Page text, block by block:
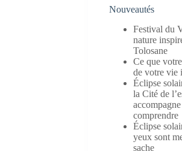
Nouveautés
Festival du
nature
Tolosane
Ce que
de votre vie
Éclipse
la Cité de
comprendre
Éclipse
yeux sont
sache